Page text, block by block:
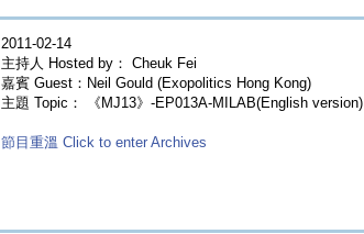
2011-02-14
主持人 Hosted by： Cheuk Fei
嘉賓 Guest：Neil Gould (Exopolitics Hong Kong)
主題 Topic： 《MJ13》-EP013A-MILAB(English version)
節目重溫 Click to enter Archives